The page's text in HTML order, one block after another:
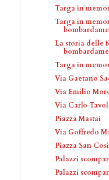
Targa in
Targa in
La storia delle
Targa in
Via Gaetano
Via Emilio
Via Carlo
Piazza Mastai
Via Goffredo
Piazza San
Palazzi
Palazzi